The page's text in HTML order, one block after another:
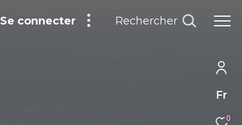
Fr
0
Se connecter Rechercher